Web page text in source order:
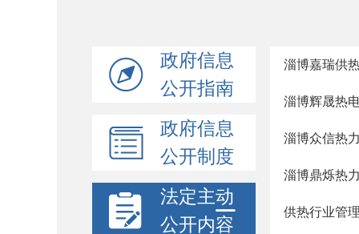
政府信息
公开指南
政府信息
公开制度
法定主动
公开内容
淄博嘉瑞供
淄博辉晟热
淄博众信热
淄博鼎烁热
供热行业管